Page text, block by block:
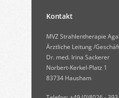
Kontakt
MVZ Strahlentherapie
Ärztliche Leitung /
Dr. med. Irina Sackerer
Norbert-Kerkel-Platz 1
83734 Hausham